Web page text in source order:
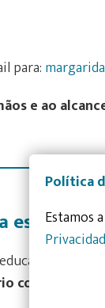
para:
e ao
escola!
e
com
Política
Estamos